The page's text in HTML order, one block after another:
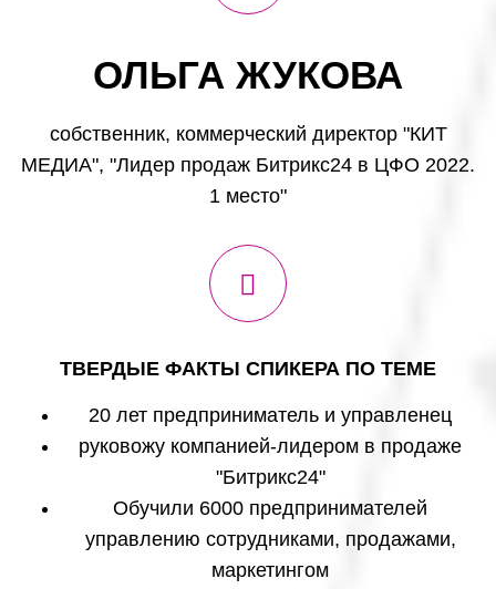
ОЛЬГА ЖУКОВА
cобственник, коммерческий директор "КИТ
МЕДИА", "Лидер продаж Битрикс24 в ЦФО 2022.
1 место"
ТВЕРДЫЕ ФАКТЫ СПИКЕРА ПО ТЕМЕ
20 лет предприниматель и управленец
руковожу компанией-лидером в продаже
"Битрикс24"
Обучили 6000 предпринимателей
управлению сотрудниками, продажами,
маркетингом